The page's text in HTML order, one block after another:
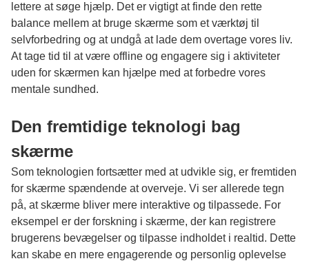
lettere at søge hjælp. Det er vigtigt at finde den rette
balance mellem at bruge skærme som et værktøj til
selvforbedring og at undgå at lade dem overtage vores liv.
At tage tid til at være offline og engagere sig i aktiviteter
uden for skærmen kan hjælpe med at forbedre vores
mentale sundhed.
Den fremtidige teknologi bag
skærme
Som teknologien fortsætter med at udvikle sig, er fremtiden
for skærme spændende at overveje. Vi ser allerede tegn
på, at skærme bliver mere interaktive og tilpassede. For
eksempel er der forskning i skærme, der kan registrere
brugerens bevægelser og tilpasse indholdet i realtid. Dette
kan skabe en mere engagerende og personlig oplevelse